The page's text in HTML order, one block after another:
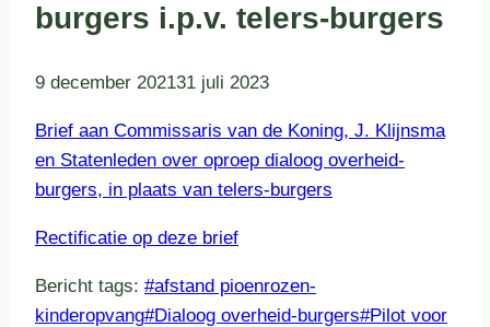
burgers i.p.v. telers-burgers
9 december 202131 juli 2023
Brief aan Commissaris van de Koning, J. Klijnsma
en Statenleden over oproep dialoog overheid-
burgers, in plaats van telers-burgers
Rectificatie op deze brief
Bericht tags: #afstand pioenrozen-
kinderopvang#Dialoog overheid-burgers#Pilot voor